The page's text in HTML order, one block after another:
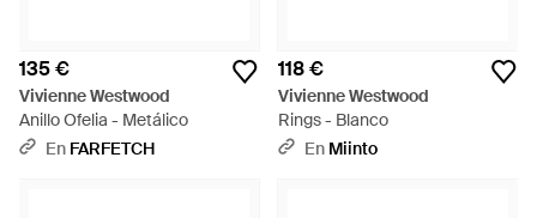
135 €
Vivienne Westwood
Anillo Ofelia - Metálico
En FARFETCH
118 €
Vivienne Westwood
Rings - Blanco
En Miinto